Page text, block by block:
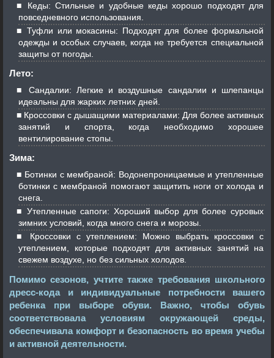
Кеды: Стильные и удобные кеды хорошо подходят для
повседневного использования.
Туфли или мокасины: Подходят для более формальной
одежды и особых случаев, когда не требуется специальной
защиты от погоды.
Лето:
Сандалии: Легкие и воздушные сандалии и шлепанцы
идеальны для жарких летних дней.
Кроссовки с дышащими материалами: Для более активных
занятий и спорта, когда необходимо хорошее
вентилирование стопы.
Зима:
Ботинки с мембраной: Водонепроницаемые и утепленные
ботинки с мембраной помогают защитить ноги от холода и
снега.
Утепленные сапоги: Хороший выбор для более суровых
зимних условий, когда много снега и морозы.
Кроссовки с утеплением: Можно выбрать кроссовки с
утеплением, которые подходят для активных занятий на
свежем воздухе, но без сильных холодов.
Помимо сезонов, учтите также требования школьного
дресс-кода и индивидуальные потребности вашего
ребенка при выборе обуви. Важно, чтобы обувь
соответствовала условиям окружающей среды,
обеспечивала комфорт и безопасность во время учебы
и активной деятельности.